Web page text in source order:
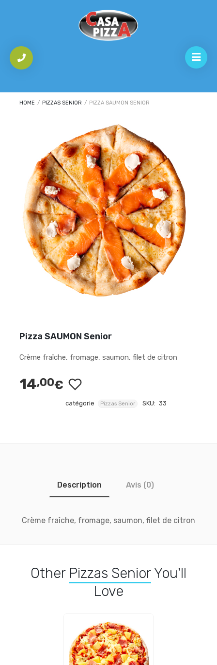
HOME / PIZZAS SENIOR / PIZZA SAUMON SENIOR
Pizza SAUMON Senior
Crème fraîche, fromage, saumon, filet de citron
14,00€
catégorie Pizzas Senior SKU: 33
Description Avis (0)
Crème fraîche, fromage, saumon, filet de citron
Other Pizzas Senior You'll
Love